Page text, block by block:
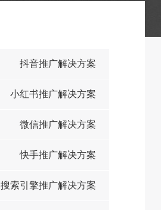
抖音推广解决方案
小红书推广解决方案
微信推广解决方案
快手推广解决方案
搜索引擎推广解决方案